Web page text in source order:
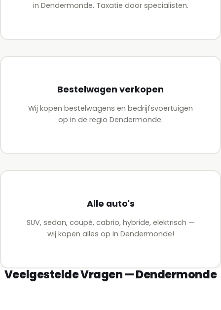
in Dendermonde. Taxatie door specialisten.
Bestelwagen verkopen
Wij kopen bestelwagens en bedrijfsvoertuigen
op in de regio Dendermonde.
Alle auto's
SUV, sedan, coupé, cabrio, hybride, elektrisch —
wij kopen alles op in Dendermonde!
Veelgestelde Vragen — Dendermonde